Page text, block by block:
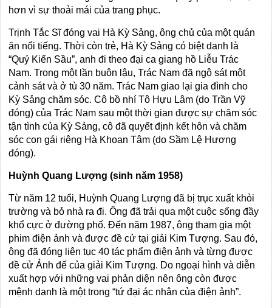
hơn vì sự thoải mái của trang phục.
Trịnh Tắc Sĩ đóng vai Hà Kỳ Sảng, ông chủ của một quán
ăn nổi tiếng. Thời còn trẻ, Hà Kỳ Sảng có biệt danh là
“Quỷ Kiến Sầu”, anh đi theo đại ca giang hồ Liễu Trác
Nam. Trong một lần buôn lậu, Trác Nam đã ngộ sát một
cảnh sát và ở tù 30 năm. Trác Nam giao lại gia đình cho
Kỳ Sảng chăm sóc. Cô bồ nhí Tô Hựu Lâm (do Trần Vỹ
đóng) của Trác Nam sau một thời gian được sự chăm sóc
tận tình của Kỳ Sảng, cô đã quyết định kết hôn và chăm
sóc con gái riêng Hà Khoan Tâm (do Sầm Lệ Hương
đóng).
Huỳnh Quang Lượng (sinh năm 1958)
Từ năm 12 tuổi, Huỳnh Quang Lượng đã bị trục xuất khỏi
trường và bỏ nhà ra đi. Ông đã trải qua một cuộc sống đầy
khổ cực ở đường phố. Đến năm 1987, ông tham gia một
phim điện ảnh và được đề cử tại giải Kim Tượng. Sau đó,
ông đã đóng liên tục 40 tác phẩm điện ảnh và từng được
đề cử Ảnh đế của giải Kim Tượng. Do ngoại hình và diễn
xuất hợp với những vai phản diện nên ông còn được
mệnh danh là một trong “tứ đại ác nhân của điện ảnh”.